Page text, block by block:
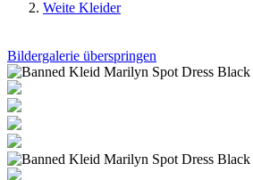
Weite Kleider
Bildergalerie überspringen